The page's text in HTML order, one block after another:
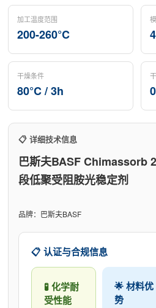
加工温度范围
200-260°C
干燥条件
80°C / 3h
📋 详细技术信息
巴斯夫BASF Chimassorb
段低聚受阻胺光稳定剂
品牌：巴斯夫BASF
📋 认证与合规信息
🧪 化学耐
受性能
🌟 材料优
势